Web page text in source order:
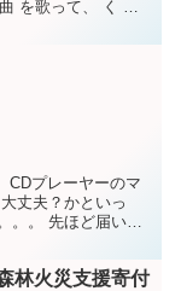
を歌って、 く ハ
プレーヤーのマ
丈夫？かといっ
。 先ほど届いた
林火災支援寄付